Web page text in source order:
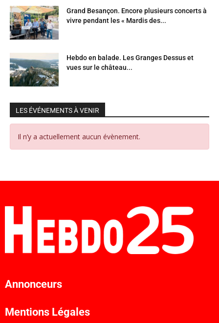
Grand Besançon. Encore plusieurs concerts à
vivre pendant les « Mardis des...
Hebdo en balade. Les Granges Dessus et
vues sur le château...
LES ÉVÉNEMENTS À VENIR
Il n’y a actuellement aucun évènement.
Annonceurs
Mentions Légales